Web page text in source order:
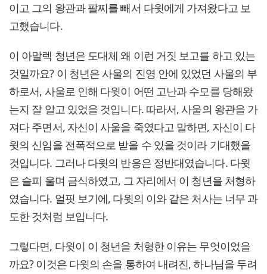
이고 그의 왕관과 팔찌를 빼서 다윗에게 가져왔다고 보
고했습니다.
이 아말렉 청년은 도대체 왜 이런 거짓 보고를 하고 있는
것일까요? 이 청년은 사울의 진영 안에 있었던 사울의 부
하로서, 사울로 인해 다윗이 어떤 고난과 수모를 당해왔
는지 잘 알고 있었을 것입니다. 따라서, 사울의 왕관을 가
져다 주면서, 자신이 사울을 죽였다고 말하면, 자신이 다
윗의 신임을 전폭적으로 받을 수 있을 것이라 기대했을
것입니다. 그러나 다윗의 반응은 정반대였습니다. 다윗
은 슬피 울며 금식하였고, 그 자리에서 이 청년을 처형하
였습니다. 얼핏 보기에, 다윗의 이와 같은 처사는 너무 과
도한 것처럼 보입니다.
그렇다면, 다윗이 이 청년을 처형한 이유는 무엇이었을
까요? 이것은 다윗의 손을 통하여 내려진, 하나님을 두려